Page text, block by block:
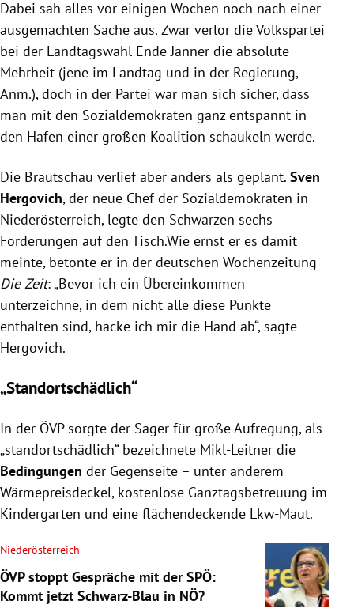
Dabei sah alles vor einigen Wochen noch nach einer
ausgemachten Sache aus. Zwar verlor die Volkspartei
bei der Landtagswahl Ende Jänner die absolute
Mehrheit (jene im Landtag und in der Regierung,
Anm.), doch in der Partei war man sich sicher, dass
man mit den Sozialdemokraten ganz entspannt in
den Hafen einer großen Koalition schaukeln werde.
Die Brautschau verlief aber anders als geplant. Sven
Hergovich, der neue Chef der Sozialdemokraten in
Niederösterreich, legte den Schwarzen sechs
Forderungen auf den Tisch.Wie ernst er es damit
meinte, betonte er in der deutschen Wochenzeitung
Die Zeit: „Bevor ich ein Übereinkommen
unterzeichne, in dem nicht alle diese Punkte
enthalten sind, hacke ich mir die Hand ab“, sagte
Hergovich.
„Standortschädlich“
In der ÖVP sorgte der Sager für große Aufregung, als
„standortschädlich“ bezeichnete Mikl-Leitner die
Bedingungen der Gegenseite – unter anderem
Wärmepreisdeckel, kostenlose Ganztagsbetreuung im
Kindergarten und eine flächendeckende Lkw-Maut.
Niederösterreich
ÖVP stoppt Gespräche mit der SPÖ:
Kommt jetzt Schwarz-Blau in NÖ?